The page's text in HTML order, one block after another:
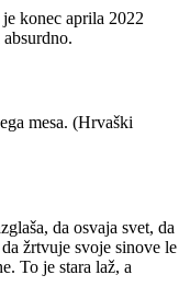
konec aprila 2022
mesa. (Hrvaški
da osvaja svet, da
žrtvuje svoje sinove le
To je stara laž, a